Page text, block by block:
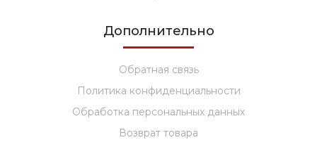
Дополнительно
Обратная связь
Политика конфиденциальности
Обработка персональных данных
Возврат товара